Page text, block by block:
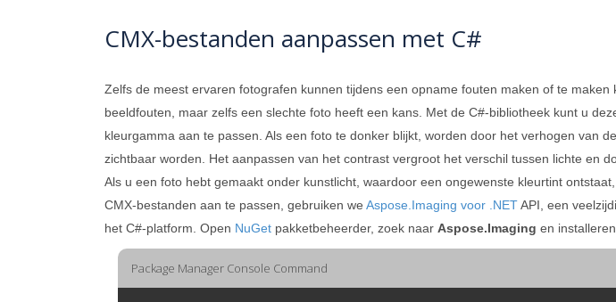
CMX-bestanden aanpassen met C#
Zelfs de meest ervaren fotografen kunnen tijdens een opname fouten maken of te
beeldfouten, maar zelfs een slechte foto heeft een kans. Met de C#-bibliotheek kunt u
kleurgamma aan te passen. Als een foto te donker blijkt, worden door het verhogen van
zichtbaar worden. Het aanpassen van het contrast vergroot het verschil tussen lichte en
Als u een foto hebt gemaakt onder kunstlicht, waardoor een ongewenste kleurtint
CMX-bestanden aan te passen, gebruiken we Aspose.Imaging voor .NETAPI, een
het C#-platform. Open NuGet pakketbeheerder, zoek naar Aspose.Imaging en
Package Manager Console Command